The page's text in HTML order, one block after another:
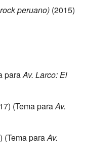
peruano) (2015)
paraAv. Larco: El
(Tema paraAv.
(Tema paraAv.